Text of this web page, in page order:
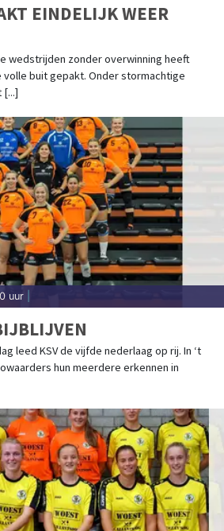
EINDELIJK WEER
wedstrijden zonder overwinning heeft
volle buit gepakt. Onder stormachtige
[...]
uur
leed KSV de vijfde nederlaag op rij. In ‘t
hun meerdere erkennen in